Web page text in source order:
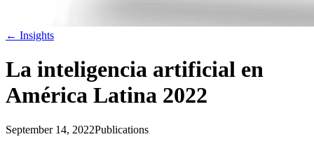
← Insights
La inteligencia artificial en
América Latina 2022
September 14, 2022Publications